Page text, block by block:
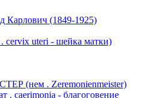
(1849-1925)
uteri - шейка матки)
(нем . Zeremonienmeister)
caerimonia - благоговение